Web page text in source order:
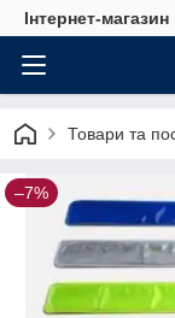
Інтернет-
Товари та
–7%